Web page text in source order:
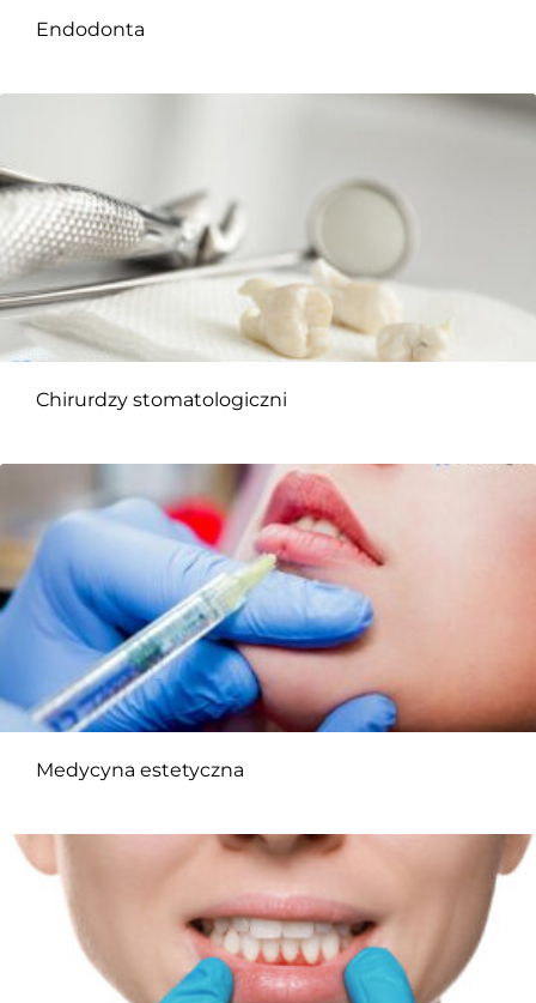
Endodonta
Chirurdzy stomatologiczni
Medycyna estetyczna